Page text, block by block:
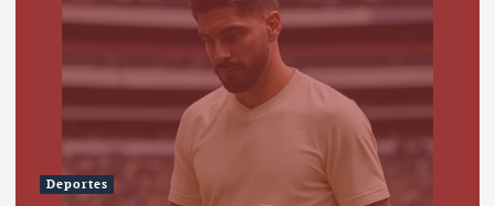
Deportes